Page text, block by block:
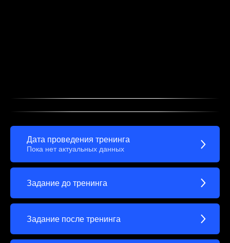
Дата проведения тренинга
Пока нет актуальных данных
Задание до тренинга
Задание после тренинга